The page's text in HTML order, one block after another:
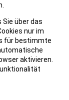
Sie über das
nur im
für bestimmte
aktivieren.